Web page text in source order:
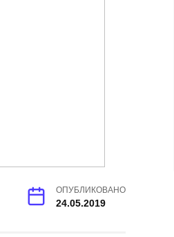
ОПУБЛИКОВАНО
24.05.2019